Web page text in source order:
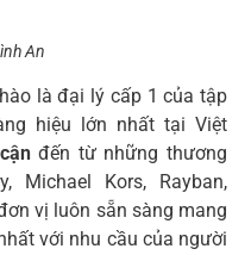
An
là đại lý cấp 1 của tập
hiệu lớn nhất tại Việt
đến từ những thương
Michael Kors, Rayban,
vị luôn sẵn sàng mang
với nhu cầu của người